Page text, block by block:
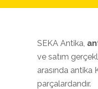
SEKA Antika,
ve satım
arasında antika
parçalardandır.